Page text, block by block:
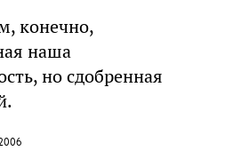
конечно,
наша
но сдобренная